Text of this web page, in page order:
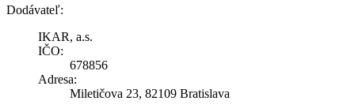
Dodávateľ:
IKAR, a.s.
IČO:
678856
Adresa:
Miletičova 23, 82109 Bratislava